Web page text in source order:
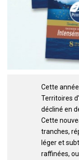
Cette
Territoires
décliné en
Cette
tranches,
léger et
raffinées,